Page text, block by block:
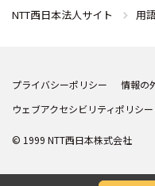
NTT西日本法人サイト 用
プライバシーポリシー 情報の
ウェブアクセシビリティポリシー
© 1999 NTT西日本株式会社